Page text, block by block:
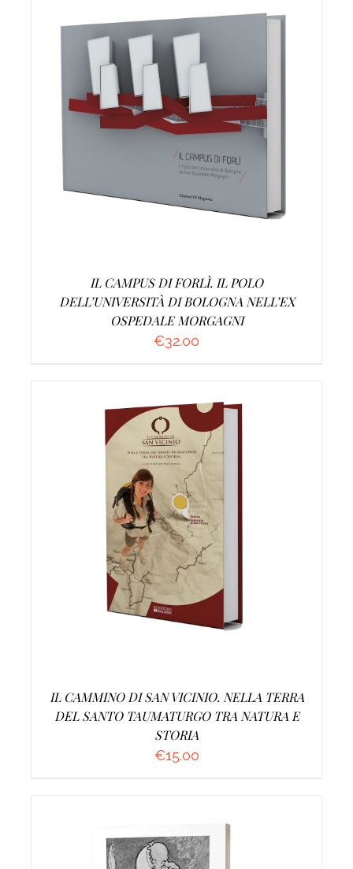
AGGIUNGI AL CARRELLO /
IL CAMPUS DI FORLÌ. IL POLO
DELL’UNIVERSITÀ DI BOLOGNA NELL’EX
OSPEDALE MORGAGNI
€32.00
AGGIUNGI AL CARRELLO /
IL CAMMINO DI SAN VICINIO. NELLA TERRA
DEL SANTO TAUMATURGO TRA NATURA E
STORIA
€15.00